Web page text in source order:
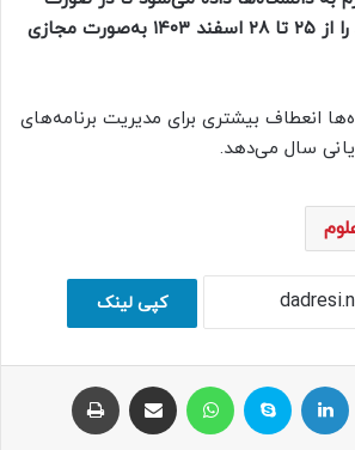
تمایل، کلاس‌های خود را از ۲۵ تا ۲۸ اسفند ۱۴۰۳ به‌صورت مجازی
انعطاف بیشتری برای مدیریت برنامه‌های
سال می‌دهد.
کپی لینک
ایکس لینکداین اسکایپ واتس آپ اشتراک با ایمیل